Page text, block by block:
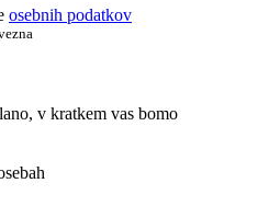
osebnih podatkov
v kratkem vas bomo